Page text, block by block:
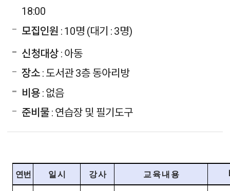
18:00
모집인원 : 10명 (대기 : 3명)
신청대상 : 아동
장소 : 도서관 3층 동아리방
비용 : 없음
준비물 : 연습장 및 필기도구
연번 일 시 강 사 교 육 내 용